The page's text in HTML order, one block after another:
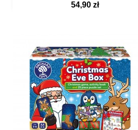
Szybki podgląd54,90 zł